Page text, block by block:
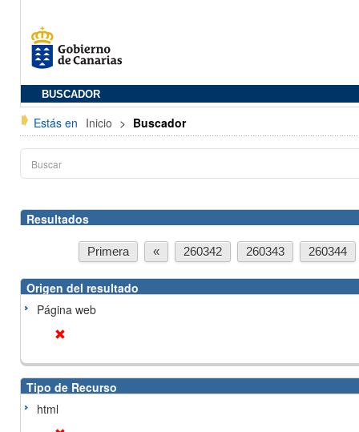
BUSCADOR
Estás en Inicio > Buscador
Resultados
Primera « 260342 260343 260344
Origen del resultado
Página web
Tipo de Recurso
html